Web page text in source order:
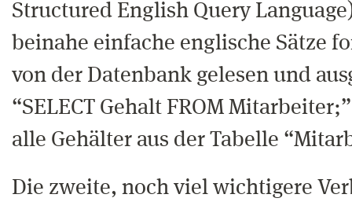
Structured English Query
beinahe einfache englische Sätze
von der Datenbank gelesen und
“SELECT Gehalt FROM
alle Gehälter aus der Tabelle
Die zweite, noch viel wichtigere